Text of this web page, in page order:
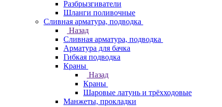
Разбрызгиватели
Шланги поливочные
Сливная арматура, подводка
Назад
Сливная арматура, подводка
Арматура для бачка
Гибкая подводка
Краны
Назад
Краны
Шаровые латунь и трёхходовые
Манжеты, прокладки